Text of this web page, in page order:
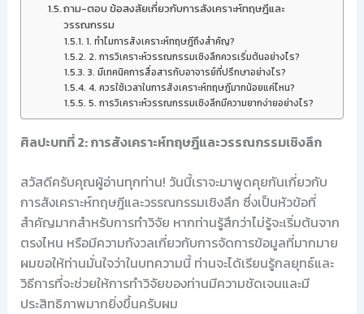
ถาม-ตอบ ข้อสงสัยเกี่ยวกับการสังเคราะห์ทฤษฎีและ
วรรณกรรม
1. ทำไมการสังเคราะห์ทฤษฎีถึงสำคัญ?
2. การวิเคราะห์วรรณกรรมเชิงลึกควรเริ่มต้นอย่างไร?
3. มีเทคนิคการสื่อสารกับอาจารย์ที่ปรึกษาอย่างไร?
4. ควรใช้เวลาในการสังเคราะห์ทฤษฎีมากน้อยแค่ไหน?
5. การวิเคราะห์วรรณกรรมเชิงลึกมีความยากง่ายอย่างไร?
ศิลปะบทที่ 2: การสังเคราะห์ทฤษฎีและวรรณกรรมเชิงลึก
สวัสดีครับคุณผู้อ่านทุกท่าน! วันนี้เราจะมาพูดคุยกันเกี่ยวกับ
การสังเคราะห์ทฤษฎีและวรรณกรรมเชิงลึก ซึ่งเป็นหัวข้อที่
สำคัญมากสำหรับการทำวิจัย หากท่านรู้สึกว่าไม่รู้จะเริ่มต้นจาก
ตรงไหน หรือมีความกังวลเกี่ยวกับการจัดการข้อมูลที่มากมาย
ผมขอให้ท่านมั่นใจว่าในบทความนี้ ท่านจะได้เรียนรู้กลยุทธ์และ
วิธีการที่จะช่วยให้การทำวิจัยของท่านมีความชัดเจนและมี
ประสิทธิภาพมากยิ่งขึ้นครับผม